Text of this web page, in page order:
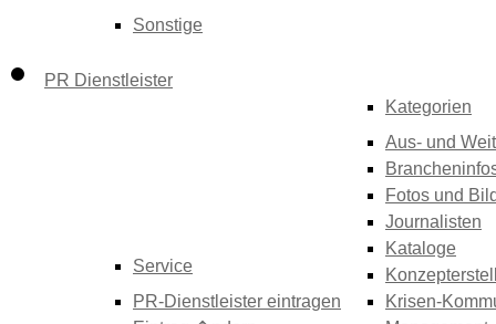
Sonstige
PR Dienstleister
Service
PR-Dienstleister eintragen
Kategorien
Aus- und
Fotos und
Journalisten
Kataloge
Krisen-